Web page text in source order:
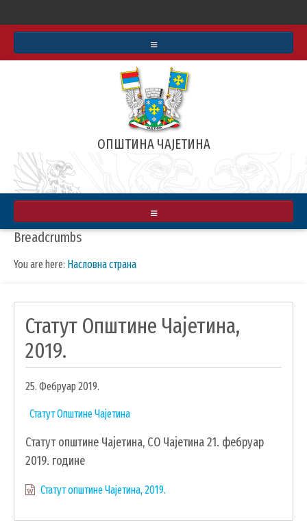
АРХИВА ВЕСТИ
РЕАЛИЗОВАЛИ СМО
ЗЛАТИБОРСКЕ ВЕСТИ
ОПШТИНА ЧАЈЕТИНА
О ОПШТИНИ
ПРИВРЕДА
КУЛТУРА
ОБРАЗОВАЊЕ
УДРУЖЕЊА И НВО
ЛОКАЛНА САМОУПРАВА
СКУПШТИНА
ОПШТИНСКО ВЕЋЕ
ОПШТИНСКО ПРАВОБРАНИЛАШТВО
МЕСНЕ ЗАЈЕДНИЦЕ
Breadcrumbs
You are here: Насловна страна
Статут Општине Чајетина,
2019.
25. Фебруар 2019.
Статут Општине Чајетина
Статут општине Чајетина, СО Чајетина 21. фебруар
2019. године
Статут општине Чајетина, 2019.